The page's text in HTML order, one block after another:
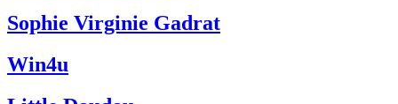
Sophie Virginie Gadrat
Win4u